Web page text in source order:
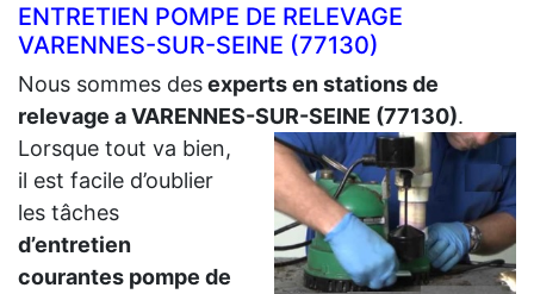
ENTRETIEN POMPE DE RELEVAGE
VARENNES-SUR-SEINE (77130)
Nous sommes desexperts en stations de
relevage a VARENNES-SUR-SEINE (77130).
Lorsque tout va bien,
il est facile d’oublier
les tâches
d’entretien
courantes pompe de